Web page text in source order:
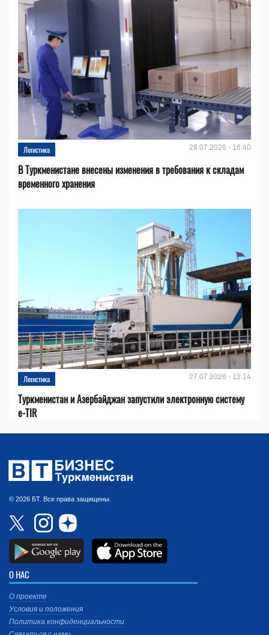
Логистика 28.07.2026 - 16:40
В Туркменистане внесены изменения в требования к складам
временного хранения
Логистика 27.07.2026 - 12:14
Туркменистан и Азербайджан запустили электронную систему
e-TIR
© 2026 БТ. Все права защищены.
О НАС
О проекте
Условия и положения
Политика конфиденциальности